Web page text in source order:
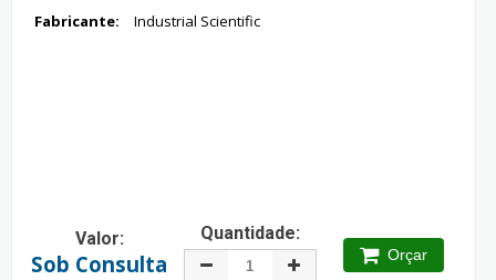
Fabricante:
Industrial Scientific
Valor:
Sob Consulta
Quantidade:
Orçar